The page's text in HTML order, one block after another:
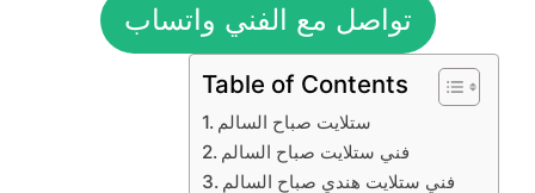
تواصل مع الفني واتساب
Table of Contents
ستلايت صباح السالم
فني ستلايت صباح السالم
فني ستلايت هندي صباح السالم